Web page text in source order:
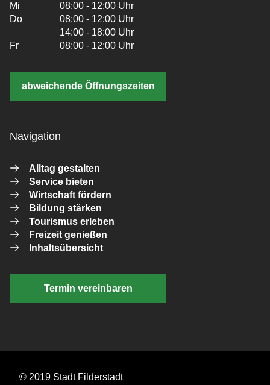
Mi
08:00 - 12:00 Uhr
Do
08:00 - 12:00 Uhr
14:00 - 18:00 Uhr
Fr
08:00 - 12:00 Uhr
abweichende Öffnungszeiten
Navigation
Alltag gestalten
Service bieten
Wirtschaft fördern
Bildung stärken
Tourismus erleben
Freizeit genießen
Inhaltsübersicht
Termin vereinbaren
© 2019 Stadt Filderstadt